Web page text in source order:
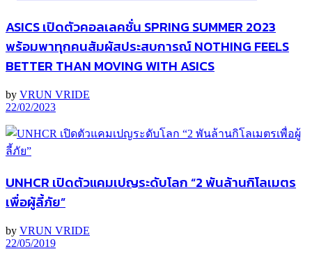
ASICS เปิดตัวคอลเลคชั่น SPRING SUMMER 2023
พร้อมพาทุกคนสัมผัสประสบการณ์ NOTHING FEELS
BETTER THAN MOVING WITH ASICS
by VRUN VRIDE
22/02/2023
UNHCR เปิดตัวแคมเปญระดับโลก “2 พันล้านกิโลเมตร
เพื่อผู้ลี้ภัย”
by VRUN VRIDE
22/05/2019